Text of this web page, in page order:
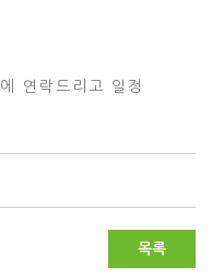
연락드리고 일정
목록